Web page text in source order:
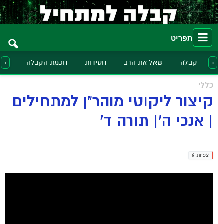
תפריט
קבלה שאל את הרב חסידות חכמת הקבלה ›
‹
כללי
קיצור ליקוטי מוהר"ן למתחילים
| אנכי ה'| תורה ד'
צפיות:6